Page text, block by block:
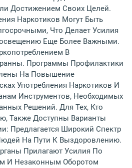
Достижением Своих Целей.
Наркотиков Могут Быть
Что Делает Усилия
Еще Более Важными.
В
Программы Профилактики
На Повышение
Употребления Наркотиков И
Инструментов, Необходимых
Решений. Для Тех, Кто
Также Доступны Варианты
Предлагается Широкий Спектр
На Пути К Выздоровлению.
Прилагают Усилия По
И Незаконным Оборотом